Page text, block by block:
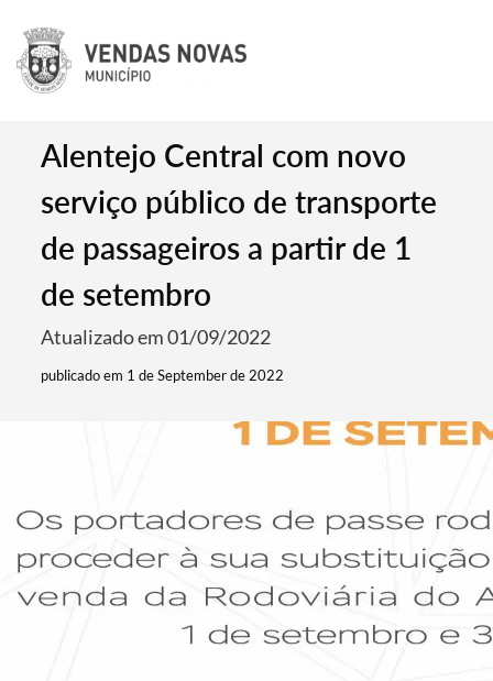
Alentejo Central com novo
serviço público de transporte
de passageiros a partir de 1
de setembro
Atualizado em 01/09/2022
publicado em 1 de September de 2022